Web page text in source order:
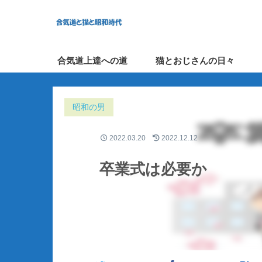
合気道上達への道 猫とおじさんの日々
卒業式は必要か
昭和の男
2022.03.20 2022.12.12